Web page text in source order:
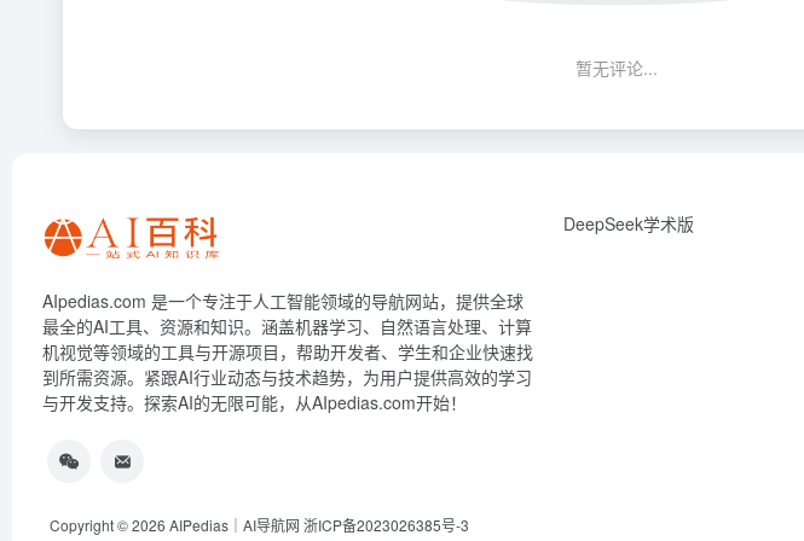
暂无评论...
AIpedias.com 是一个专注于人工智能领域的导航网站，提供全球
最全的AI工具、资源和知识。涵盖机器学习、自然语言处理、计算
机视觉等领域的工具与开源项目，帮助开发者、学生和企业快速找
到所需资源。紧跟AI行业动态与技术趋势，为用户提供高效的学习
与开发支持。探索AI的无限可能，从AIpedias.com开始！
DeepSeek学术版
Copyright © 2026 AIPedias｜AI导航网 浙ICP备2023026385号-3